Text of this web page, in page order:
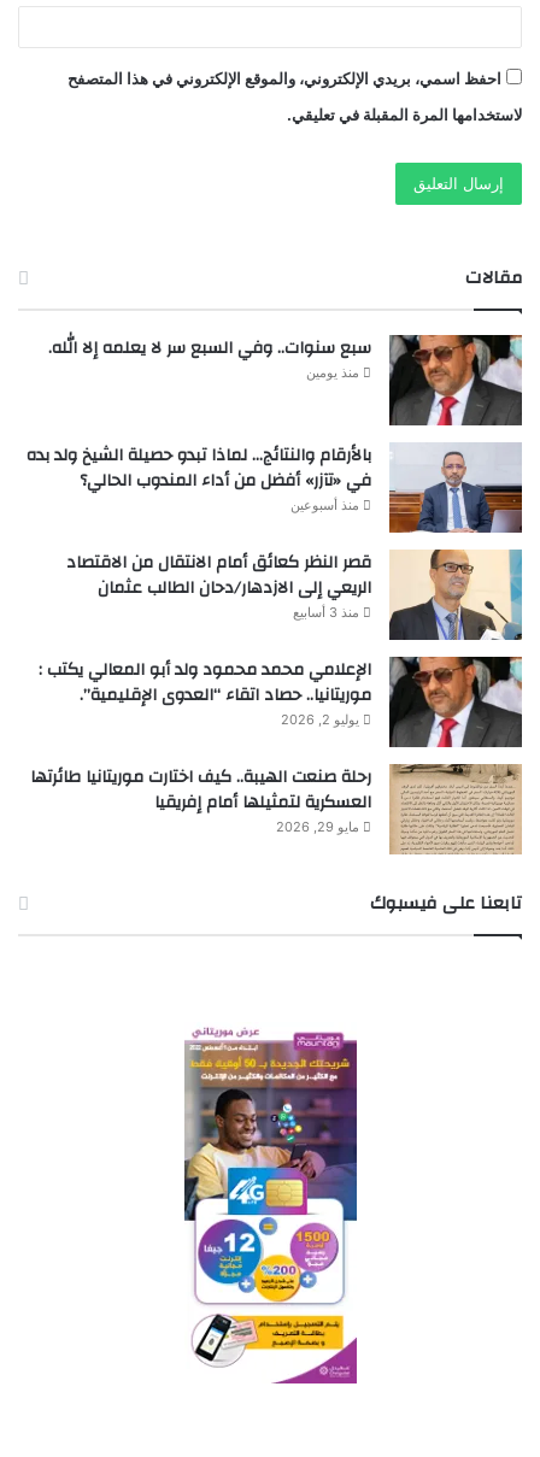
احفظ اسمي، بريدي الإلكتروني، والموقع الإلكتروني في هذا المتصفح
لاستخدامها المرة المقبلة في تعليقي.
مقالات
سبع سنوات.. وفي السبع سر لا يعلمه إلا الله.
منذ يومين
بالأرقام والنتائج… لماذا تبدو حصيلة الشيخ ولد بده
في «تآزر» أفضل من أداء المندوب الحالي؟
منذ أسبوعين
قصر النظر كعائق أمام الانتقال من الاقتصاد
الريعي إلى الازدهار/دحان الطالب عثمان
منذ 3 أسابيع
الإعلامي محمد محمود ولد أبو المعالي يكتب :
موريتانيا.. حصاد اتقاء “العدوى الإقليمية”.
يوليو 2, 2026
رحلة صنعت الهيبة.. كيف اختارت موريتانيا طائرتها
العسكرية لتمثيلها أمام إفريقيا
مايو 29, 2026
تابعنا على فيسبوك